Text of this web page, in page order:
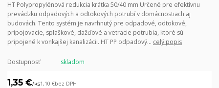
HT Polypropylénová redukcia krátka 50/40 mm Určené pre efektívnu
prevádzku odpadových a odtokových potrubí v domácnostiach aj
budovách. Tento systém je navrhnutý pre odpadové, odtokové,
pripojovacie, splaškové, dažďové a vetracie potrubia, ktoré sú
pripojené k vonkajšej kanalizácii. HT PP odpadový... celý popis
Dostupnosť skladom
1,35 €/ks1,10 €bez DPH